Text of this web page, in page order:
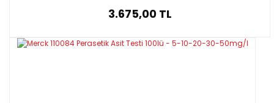
3.675,00 TL